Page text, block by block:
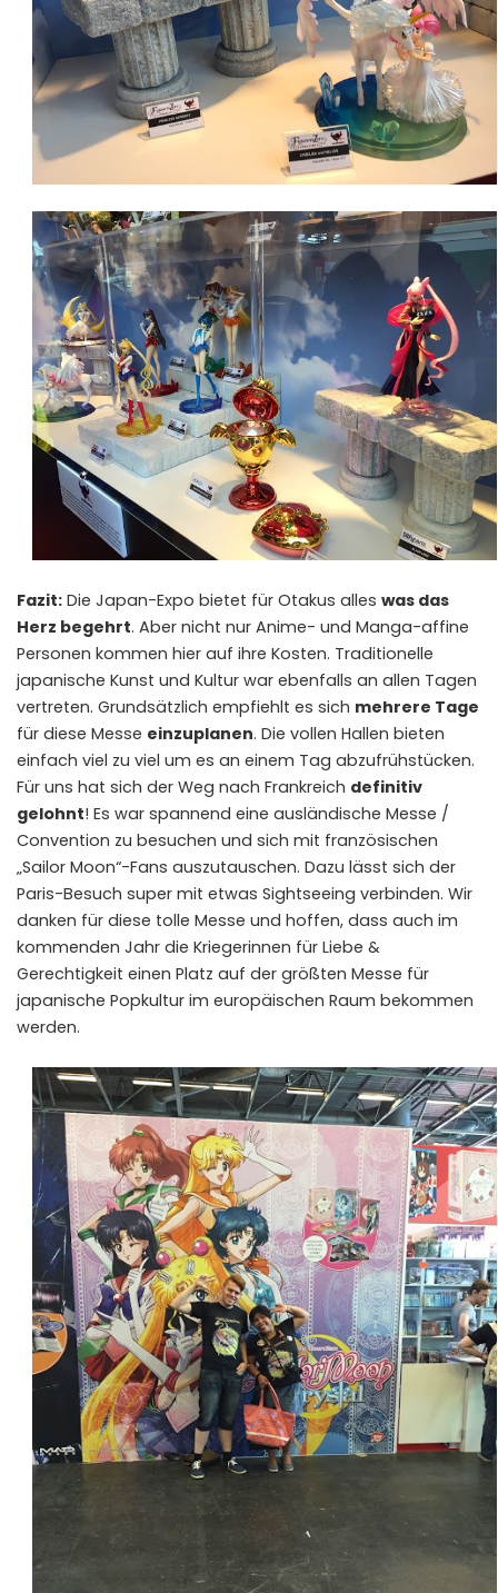
Fazit: Die Japan-Expo bietet für Otakus alles was das
Herz begehrt. Aber nicht nur Anime- und Manga-affine
Personen kommen hier auf ihre Kosten. Traditionelle
japanische Kunst und Kultur war ebenfalls an allen Tagen
vertreten. Grundsätzlich empfiehlt es sich mehrere Tage
für diese Messe einzuplanen. Die vollen Hallen bieten
einfach viel zu viel um es an einem Tag abzufrühstücken.
Für uns hat sich der Weg nach Frankreich definitiv
gelohnt! Es war spannend eine ausländische Messe /
Convention zu besuchen und sich mit französischen
„Sailor Moon“-Fans auszutauschen. Dazu lässt sich der
Paris-Besuch super mit etwas Sightseeing verbinden. Wir
danken für diese tolle Messe und hoffen, dass auch im
kommenden Jahr die Kriegerinnen für Liebe &
Gerechtigkeit einen Platz auf der größten Messe für
japanische Popkultur im europäischen Raum bekommen
werden.